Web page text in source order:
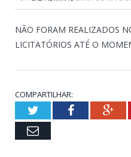
NÃO FORAM REALIZADOS
LICITATÓRIOS ATÉ O
COMPARTILHAR:
TwitterFacebook
Email